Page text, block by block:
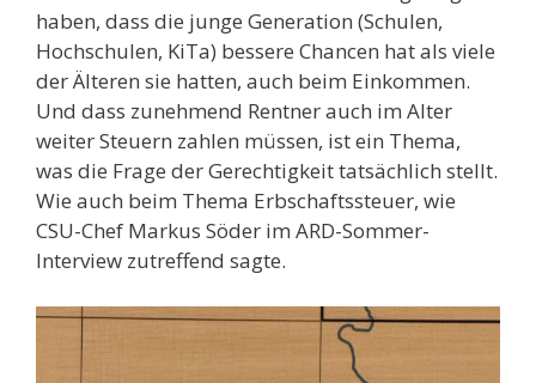
haben, dass die junge Generation (Schulen,
Hochschulen, KiTa) bessere Chancen hat als viele
der Älteren sie hatten, auch beim Einkommen.
Und dass zunehmend Rentner auch im Alter
weiter Steuern zahlen müssen, ist ein Thema,
was die Frage der Gerechtigkeit tatsächlich stellt.
Wie auch beim Thema Erbschaftssteuer, wie
CSU-Chef Markus Söder im ARD-Sommer-
Interview zutreffend sagte.